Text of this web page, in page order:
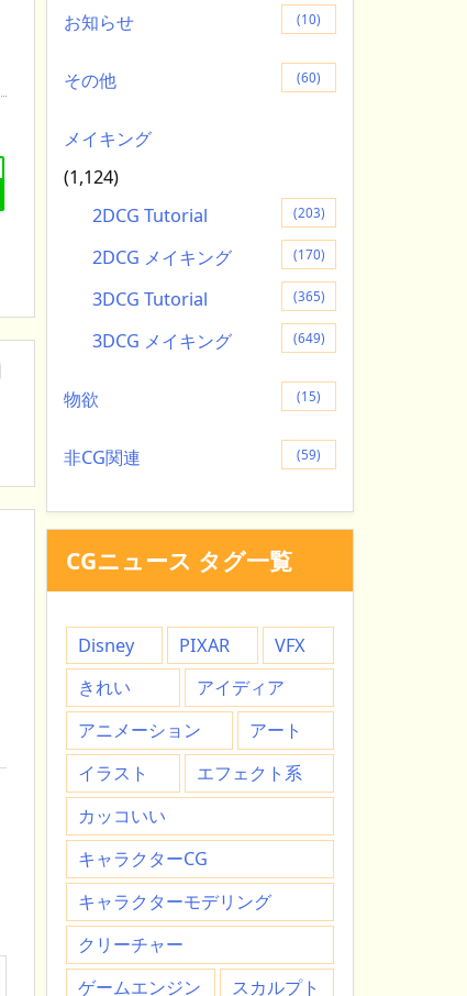
お知らせ (10)
その他 (60)
メイキング
(1,124)
2DCG Tutorial
(203)
2DCG メイキング (170)
3DCG Tutorial (365)
3DCG メイキング (649)
物欲 (15)
非CG関連 (59)
CGニュース タグ一覧
Disney PIXAR
VFX
きれい
アイディア
アニメーション
アート
イラスト
エフェクト系
カッコいい
キャラクターCG
キャラクターモデリング
クリーチャー
ゲームエンジン
スカルプト